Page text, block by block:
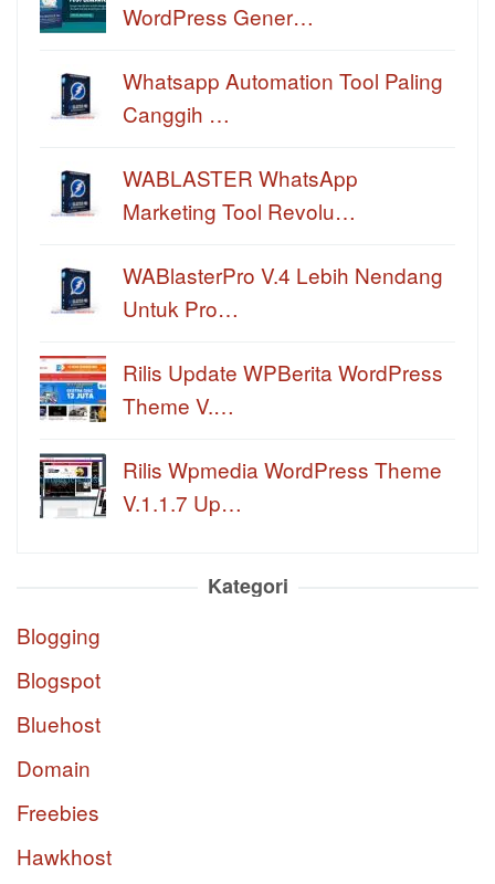
WordPress Gener…
Whatsapp Automation Tool Paling
Canggih …
WABLASTER WhatsApp
Marketing Tool Revolu…
WABlasterPro V.4 Lebih Nendang
Untuk Pro…
Rilis Update WPBerita WordPress
Theme V.…
Rilis Wpmedia WordPress Theme
V.1.1.7 Up…
Kategori
Blogging
Blogspot
Bluehost
Domain
Freebies
Hawkhost